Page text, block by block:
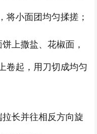
将小面团均匀揉搓；
上撒盐、花椒面，
卷起，用刀切成均匀
长并往相反方向旋